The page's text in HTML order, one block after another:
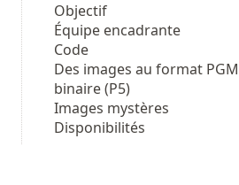
Objectif
Équipe encadrante
Code
Des images au format
binaire (P5)
Images mystères
Disponibilités